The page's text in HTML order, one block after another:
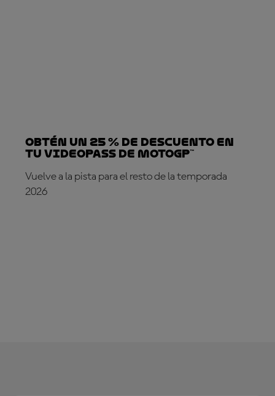
Obtén un 25 % de descuento en
tu VideoPass de MotoGP™
Vuelve a la pista para el resto de la temporada
2026